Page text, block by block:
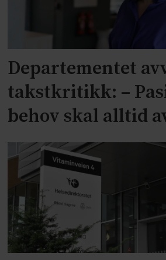
Departementet
takstkritikk: –
behov skal alltid